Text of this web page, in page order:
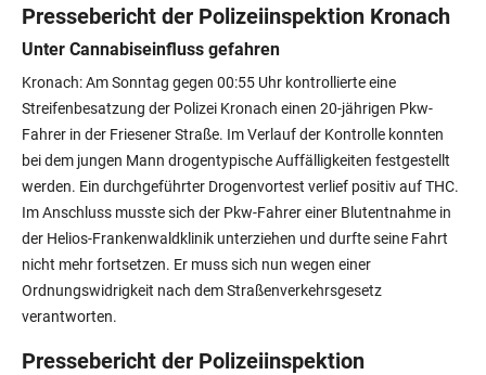
Pressebericht der Polizeiinspektion Kronach
Unter Cannabiseinfluss gefahren
Kronach: Am Sonntag gegen 00:55 Uhr kontrollierte eine
Streifenbesatzung der Polizei Kronach einen 20-jährigen Pkw-
Fahrer in der Friesener Straße. Im Verlauf der Kontrolle konnten
bei dem jungen Mann drogentypische Auffälligkeiten festgestellt
werden. Ein durchgeführter Drogenvortest verlief positiv auf THC.
Im Anschluss musste sich der Pkw-Fahrer einer Blutentnahme in
der Helios-Frankenwaldklinik unterziehen und durfte seine Fahrt
nicht mehr fortsetzen. Er muss sich nun wegen einer
Ordnungswidrigkeit nach dem Straßenverkehrsgesetz
verantworten.
Pressebericht der Polizeiinspektion